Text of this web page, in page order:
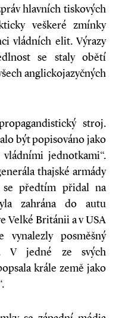
hlavních tiskových
veškeré zmínky
vládních elit. Výrazy
se staly obětí
anglickojazyčných
stroj.
být popisováno jako
jednotkami“.
thajské armády
se předtím přidal na
zahrána do autu
Velké Británii a v USA
posměšný
V jedné ze svých
krále země jako